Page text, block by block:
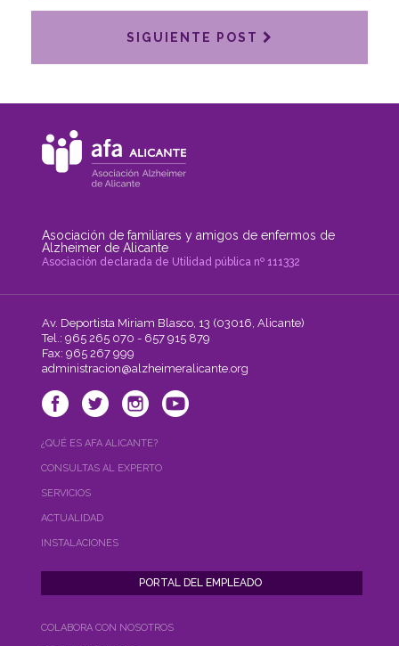
SIGUIENTE POST
Asociación de familiares y amigos de enfermos de
Alzheimer de Alicante
Asociación declarada de Utilidad pública nº 111332
Av. Deportista Miriam Blasco, 13 (03016, Alicante)
Tel.: 965 265 070 - 657 915 879
Fax: 965 267 999
administracion@alzheimeralicante.org
¿QUÉ ES AFA ALICANTE?
CONSULTAS AL EXPERTO
SERVICIOS
ACTUALIDAD
INSTALACIONES
COLABORA CON NOSOTROS